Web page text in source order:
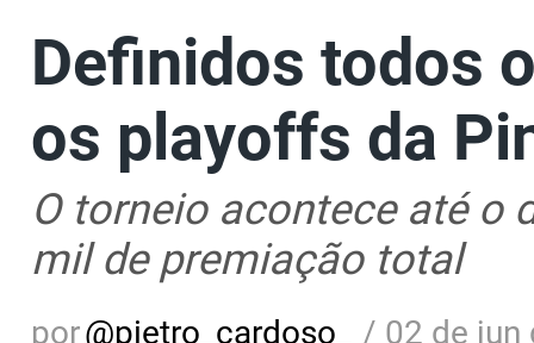
Definidos todos
os playoffs da
O torneio acontece até o
mil de premiação total
por@pietro_cardoso_ / 02 de jun